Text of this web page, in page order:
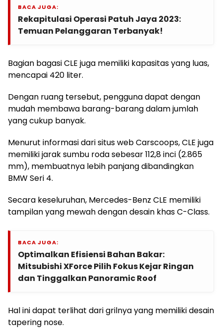
BACA JUGA:
Rekapitulasi Operasi Patuh Jaya 2023:
Temuan Pelanggaran Terbanyak!
Bagian bagasi CLE juga memiliki kapasitas yang luas,
mencapai 420 liter.
Dengan ruang tersebut, pengguna dapat dengan
mudah membawa barang-barang dalam jumlah
yang cukup banyak.
Menurut informasi dari situs web Carscoops, CLE juga
memiliki jarak sumbu roda sebesar 112,8 inci (2.865
mm), membuatnya lebih panjang dibandingkan
BMW Seri 4.
Secara keseluruhan, Mercedes-Benz CLE memiliki
tampilan yang mewah dengan desain khas C-Class.
BACA JUGA:
Optimalkan Efisiensi Bahan Bakar:
Mitsubishi XForce Pilih Fokus Kejar Ringan
dan Tinggalkan Panoramic Roof
Hal ini dapat terlihat dari grilnya yang memiliki desain
tapering nose.